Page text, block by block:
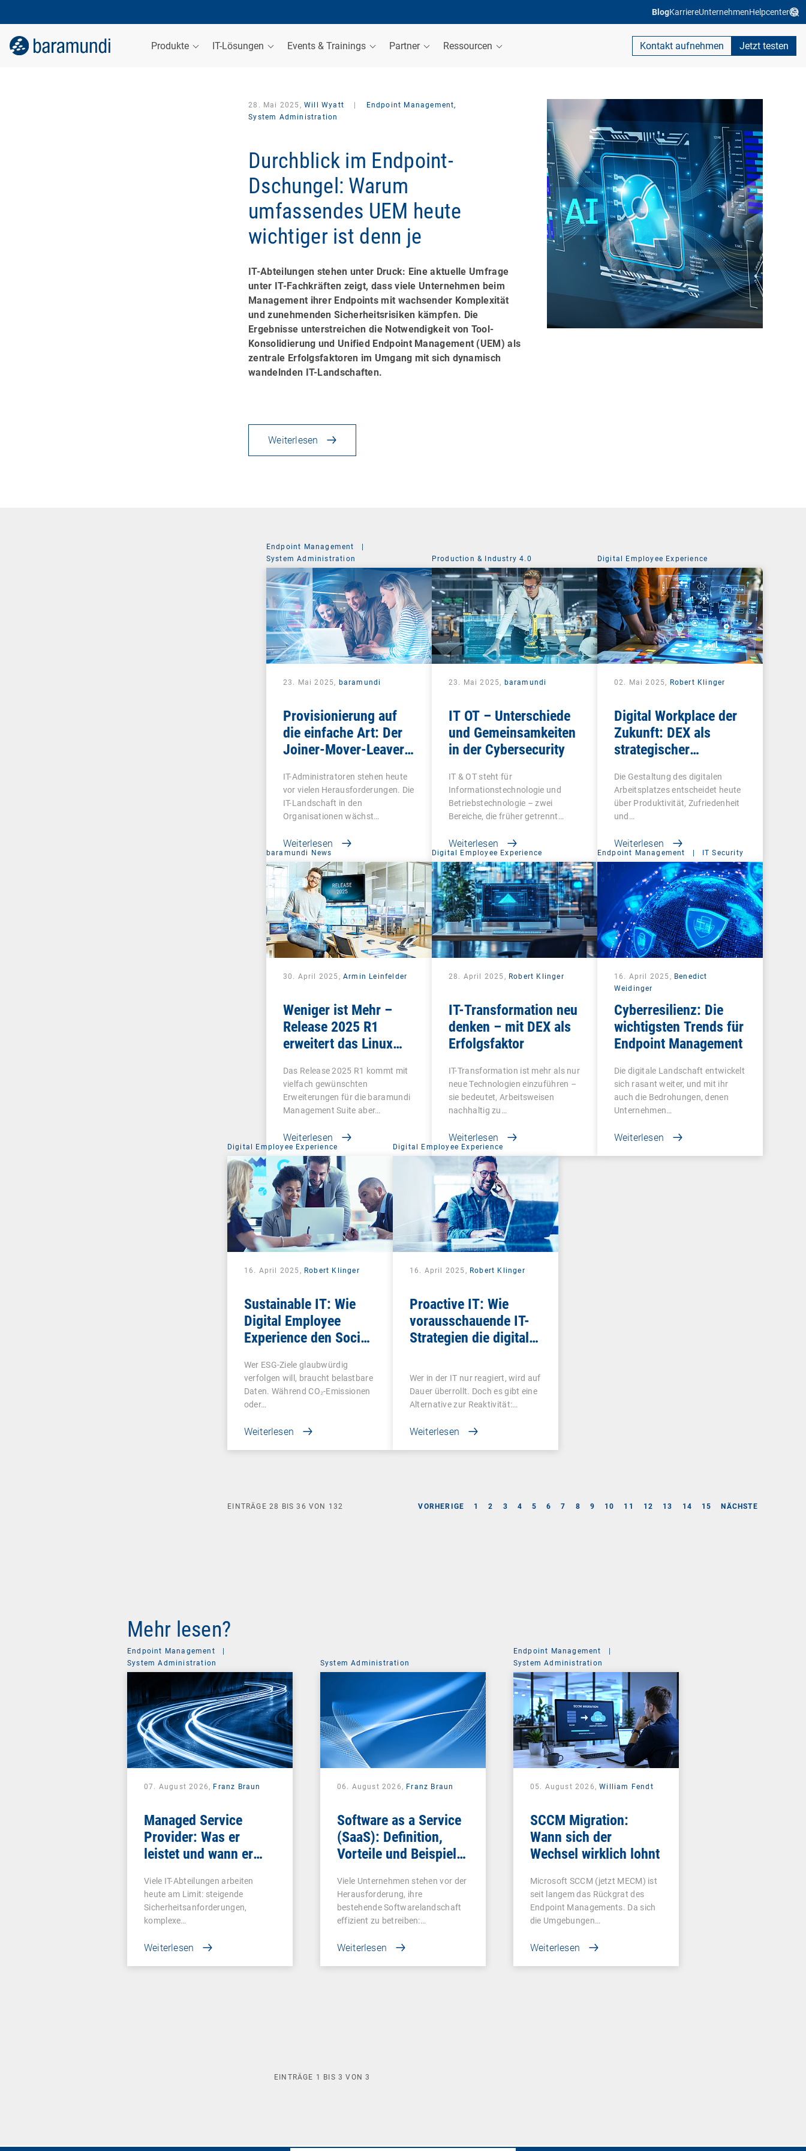
BlogKarriereUnternehmenHelpcenter
Produkte IT-Lösungen Events & Trainings Partner Ressourcen Kontakt aufnehmen Jetzt testen
28. Mai 2025, Will Wyatt
Endpoint Management,
System Administration
Durchblick im Endpoint-
Dschungel: Warum
umfassendes UEM heute
wichtiger ist denn je
IT-Abteilungen stehen unter Druck: Eine aktuelle Umfrage
unter IT-Fachkräften zeigt, dass viele Unternehmen beim
Management ihrer Endpoints mit wachsender Komplexität
und zunehmenden Sicherheitsrisiken kämpfen. Die
Ergebnisse unterstreichen die Notwendigkeit von Tool-
Konsolidierung und Unified Endpoint Management (UEM) als
zentrale Erfolgsfaktoren im Umgang mit sich dynamisch
wandelnden IT-Landschaften.
Weiterlesen
Endpoint Management
|
System Administration
23. Mai 2025, baramundi
Provisionierung auf
die einfache Art: Der
Joiner-Mover-Leaver-
IT-Administratoren stehen heute
vor vielen Herausforderungen. Die
IT-Landschaft in den
Organisationen wächst…
Weiterlesen
Production & Industry 4.0
23. Mai 2025, baramundi
IT OT – Unterschiede
und Gemeinsamkeiten
in der Cybersecurity
IT & OT steht für
Informationstechnologie und
Betriebstechnologie – zwei
Bereiche, die früher getrennt…
Weiterlesen
Digital Employee Experience
02. Mai 2025, Robert Klinger
Digital Workplace der
Zukunft: DEX als
strategischer
Unternehmen
Die Gestaltung des digitalen
Arbeitsplatzes entscheidet heute
über Produktivität, Zufriedenheit
und…
Weiterlesen
baramundi News
30. April 2025,Armin Leinfelder
Weniger ist Mehr –
Release 2025 R1
erweitert das Linux
macht Schluss mit
Altlasten
Das Release 2025 R1 kommt mit
vielfach gewünschten
Erweiterungen für die baramundi
Management Suite aber…
Weiterlesen
Digital Employee Experience
28. April 2025, Robert Klinger
IT-Transformation neu
denken – mit DEX als
Erfolgsfaktor
IT-Transformation ist mehr als nur
neue Technologien einzuführen –
sie bedeutet, Arbeitsweisen
nachhaltig zu…
Weiterlesen
Endpoint Management | IT Security
16. April 2025, Benedict
Weidinger
Cyberresilienz: Die
wichtigsten Trends für
Endpoint Management
Die digitale Landschaft entwickelt
sich rasant weiter, und mit ihr
auch die Bedrohungen, denen
Unternehmen…
Weiterlesen
Digital Employee Experience
16. April 2025, Robert Klinger
Sustainable IT: Wie
Digital Employee
Experience den Social-
macht
Wer ESG-Ziele glaubwürdig
verfolgen will, braucht belastbare
Daten. Während CO₂-Emissionen
oder…
Weiterlesen
Digital Employee Experience
16. April 2025, Robert Klinger
Proactive IT: Wie
vorausschauende IT-
Strategien die digitale
revolutionieren
Wer in der IT nur reagiert, wird auf
Dauer überrollt. Doch es gibt eine
Alternative zur Reaktivität:…
Weiterlesen
VORHERIGE 1 2 3 4 5 6 7 8 9 10 11 12 13 14 15 NÄCHSTE
EINTRÄGE28 BIS36 VON 132
Mehr lesen?
Endpoint Management
|
System Administration
07. August 2026, Franz Braun
Managed Service
Provider: Was er
leistet und wann er
Viele IT-Abteilungen arbeiten
heute am Limit: steigende
Sicherheitsanforderungen,
komplexe…
Weiterlesen
System Administration
06. August 2026, Franz Braun
Software as a Service
(SaaS): Definition,
Vorteile und Beispiele
Viele Unternehmen stehen vor der
Herausforderung, ihre
bestehende Softwarelandschaft
effizient zu betreiben:…
Weiterlesen
Endpoint Management
|
System Administration
05. August 2026,William Fendt
SCCM Migration:
Wann sich der
Wechsel wirklich lohnt
Microsoft SCCM (jetzt MECM) ist
seit langem das Rückgrat des
Endpoint Managements. Da sich
die Umgebungen…
Weiterlesen
EINTRÄGE 1 BIS3 VON3